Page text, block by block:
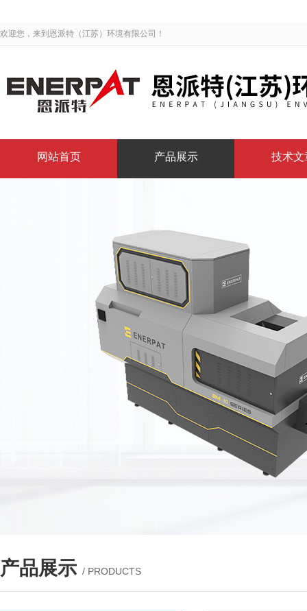
欢迎您，来到恩派特（江苏）环境有限公司！
网站首页 产品展示 技术文
产品展示 / PRODUCTS